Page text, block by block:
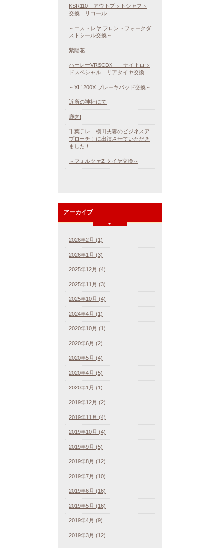
KSR110 アウトプットシャフト
交換 リコール
～エストレヤ フロントフォークダ
ストシール交換～
紫陽花
ハーレーVRSCDX ナイトロッ
ドスペシャル リアタイヤ交換
～XL1200X ブレーキパッド交換～
近所の神社にて
鹿肉!
千葉テレ 横田夫妻のビジネスア
プローチ！に出演させていただき
ました！
～フォルツァZ タイヤ交換～
アーカイブ
2026年2月 (1)
2026年1月 (3)
2025年12月 (4)
2025年11月 (3)
2025年10月 (4)
2024年4月 (1)
2020年10月 (1)
2020年6月 (2)
2020年5月 (4)
2020年4月 (5)
2020年1月 (1)
2019年12月 (2)
2019年11月 (4)
2019年10月 (4)
2019年9月 (5)
2019年8月 (12)
2019年7月 (10)
2019年6月 (16)
2019年5月 (16)
2019年4月 (9)
2019年3月 (12)